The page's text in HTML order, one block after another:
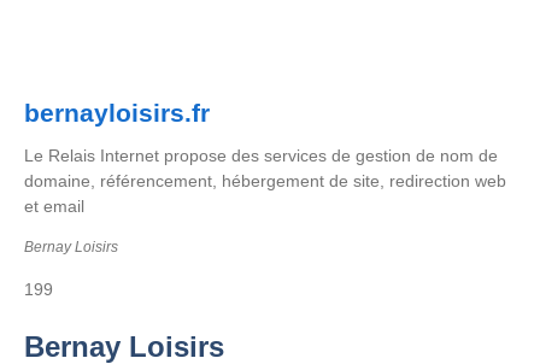
bernayloisirs.fr
Le Relais Internet propose des services de gestion de nom de
domaine, référencement, hébergement de site, redirection web
et email
Bernay Loisirs
199
Bernay Loisirs